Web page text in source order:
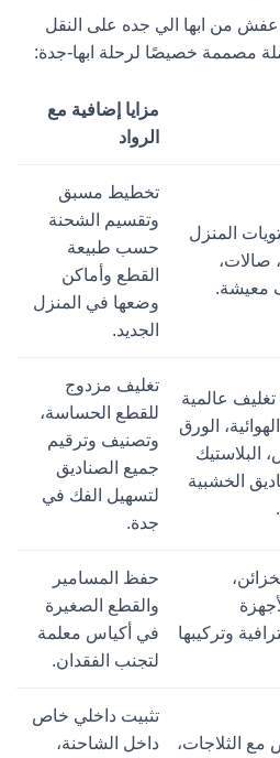
من ابها الي جده على النقل
مصممة خصيصًا لرحلة ابها-جدة:
مزايا إضافية مع
الرواد
المنزل
صالات،
معيشة.
تخطيط مسبق
وتقسيم الشحنة
حسب طبيعة
القطع وأماكن
وضعها في المنزل
الجديد.
تغليف عالمية
الورق
البلاستيك
الخشبية
تغليف مزدوج
للقطع الحساسة،
وتصنيف وترقيم
جميع الصناديق
لتسهيل الفك في
جدة.
وتركيبها
حفظ المسامير
والقطع الصغيرة
في أكياس معلمة
لتجنب الفقدان.
مع الثلاجات،
تثبيت داخلي خاص
داخل الشاحنة،